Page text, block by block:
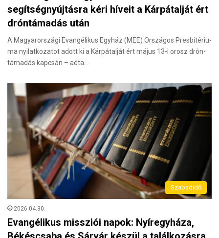
segítségnyújtásra kéri híveit a Kárpátalját ért
dróntámadás után
A Ma­gyar­or­szá­gi Evan­gé­li­kus Egy­ház (MEE) Or­szá­gos Pres­bi­té­ri­u­
ma nyi­lat­ko­za­tot adott ki a Kár­pát­al­ját ért május 13-i orosz drón­
tá­ma­dás kap­csán – adta…
Szabadidő
2026.04.30.
Evangélikus missziói napok: Nyíregyháza,